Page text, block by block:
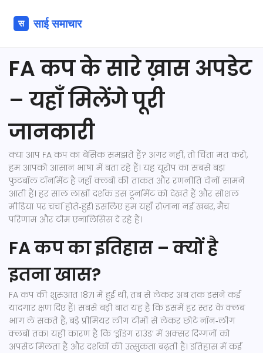
FA कप के सारे ख़ास अपडेट
– यहाँ मिलेंगे पूरी
जानकारी
क्या आप FA कप का बेसिक समझते हैं? अगर नहीं, तो चिंता मत करो,
हम आपको आसान भाषा में बता रहे हैं। यह यूरोप का सबसे बड़ा
फुटबॉल टॉर्नामेंट है जहाँ क्लबों की ताकत और रणनीति दोनों सामने
आती हैं। हर साल लाखों दर्शक इस टूर्नामेंट को देखते हैं और सोशल
मीडिया पर चर्चा होते‑हुईं। इसलिए हम यहाँ रोज़ाना नई खबर, मैच
परिणाम और टीम एनालिसिस दे रहे हैं।
FA कप का इतिहास – क्यों है
इतना खास?
FA कप की शुरुआत 1871 में हुई थी, तब से लेकर अब तक इसने कई
यादगार क्षण दिए हैं। सबसे बड़ी बात यह है कि इसमें हर स्तर के क्लब
भाग ले सकते हैं, बड़े प्रीमियर लीग टीमों से लेकर छोटे नॉन‑लीग
क्लबों तक। यही कारण है कि ‘ड्रॉइंग राउंड’ में अक्सर दिग्गजों को
अपसेट मिलता है और दर्शकों की उत्सुकता बढ़ती है। इतिहास में कई